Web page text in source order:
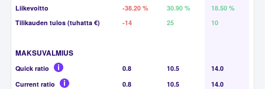
Liikevoitto
-38.20 % 30.90 %
18.50 %
Tilikauden tulos (tuhatta €)
-14 25 10
MAKSUVALMIUS
Quick ratio 0.8 10.5
14.0
Current ratio
0.8 10.5
14.0